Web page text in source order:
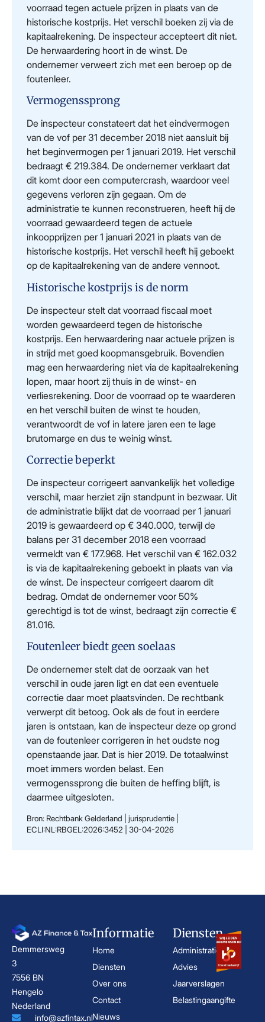
voorraad tegen actuele prijzen in plaats van de
historische kostprijs. Het verschil boeken zij via de
kapitaalrekening. De inspecteur accepteert dit niet.
De herwaardering hoort in de winst. De
ondernemer verweert zich met een beroep op de
foutenleer.
Vermogenssprong
De inspecteur constateert dat het eindvermogen
van de vof per 31 december 2018 niet aansluit bij
het beginvermogen per 1 januari 2019. Het verschil
bedraagt € 219.384. De ondernemer verklaart dat
dit komt door een computercrash, waardoor veel
gegevens verloren zijn gegaan. Om de
administratie te kunnen reconstrueren, heeft hij de
voorraad gewaardeerd tegen de actuele
inkoopprijzen per 1 januari 2021 in plaats van de
historische kostprijs. Het verschil heeft hij geboekt
op de kapitaalrekening van de andere vennoot.
Historische kostprijs is de norm
De inspecteur stelt dat voorraad fiscaal moet
worden gewaardeerd tegen de historische
kostprijs. Een herwaardering naar actuele prijzen is
in strijd met goed koopmansgebruik. Bovendien
mag een herwaardering niet via de kapitaalrekening
lopen, maar hoort zij thuis in de winst- en
verliesrekening. Door de voorraad op te waarderen
en het verschil buiten de winst te houden,
verantwoordt de vof in latere jaren een te lage
brutomarge en dus te weinig winst.
Correctie beperkt
De inspecteur corrigeert aanvankelijk het volledige
verschil, maar herziet zijn standpunt in bezwaar. Uit
de administratie blijkt dat de voorraad per 1 januari
2019 is gewaardeerd op € 340.000, terwijl de
balans per 31 december 2018 een voorraad
vermeldt van € 177.968. Het verschil van € 162.032
is via de kapitaalrekening geboekt in plaats van via
de winst. De inspecteur corrigeert daarom dit
bedrag. Omdat de ondernemer voor 50%
gerechtigd is tot de winst, bedraagt zijn correctie €
81.016.
Foutenleer biedt geen soelaas
De ondernemer stelt dat de oorzaak van het
verschil in oude jaren ligt en dat een eventuele
correctie daar moet plaatsvinden. De rechtbank
verwerpt dit betoog. Ook als de fout in eerdere
jaren is ontstaan, kan de inspecteur deze op grond
van de foutenleer corrigeren in het oudste nog
openstaande jaar. Dat is hier 2019. De totaalwinst
moet immers worden belast. Een
vermogenssprong die buiten de heffing blijft, is
daarmee uitgesloten.
Bron: Rechtbank Gelderland | jurisprudentie |
ECLI:NL:RBGEL:2026:3452 | 30-04-2026
Demmersweg
3
7556 BN
Hengelo
Nederland
info@azfintax.nl
Informatie
Home
Diensten
Over ons
Contact
Nieuws
Diensten
Administratie
Advies
Jaarverslagen
Belastingaangifte